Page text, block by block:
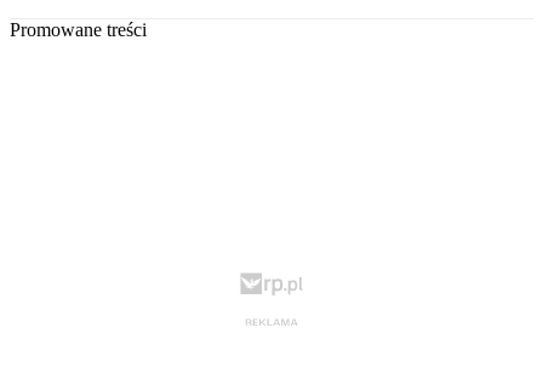
Promowane treści